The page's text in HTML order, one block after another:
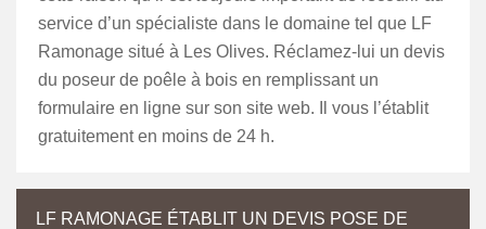
service d’un spécialiste dans le domaine tel que LF
Ramonage situé à Les Olives. Réclamez-lui un devis
du poseur de poêle à bois en remplissant un
formulaire en ligne sur son site web. Il vous l’établit
gratuitement en moins de 24 h.
LF RAMONAGE ÉTABLIT UN DEVIS POSE DE